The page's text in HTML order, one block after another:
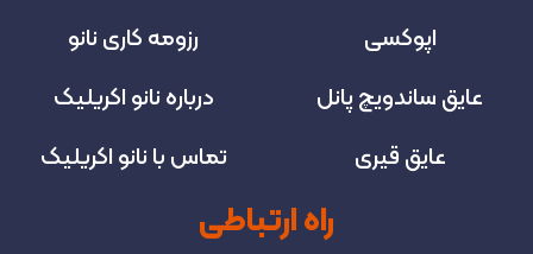
اپوکسی
عایق ساندویچ پانل
عایق قیری
رزومه کاری نانو
درباره نانو اکریلیک
تماس با نانو اکریلیک
راه ارتباطی